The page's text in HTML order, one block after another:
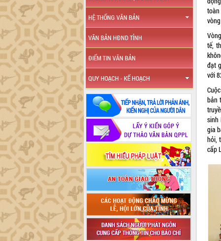
HỆ THỐNG VĂN BẢN
VĂN BẢN HĐND TỈNH
ĐIỂM TIN VĂN BẢN
QUY HOẠCH - KẾ HOẠCH
tế,
đạt
với
bản
sinh
gia
hỏi,
cấp